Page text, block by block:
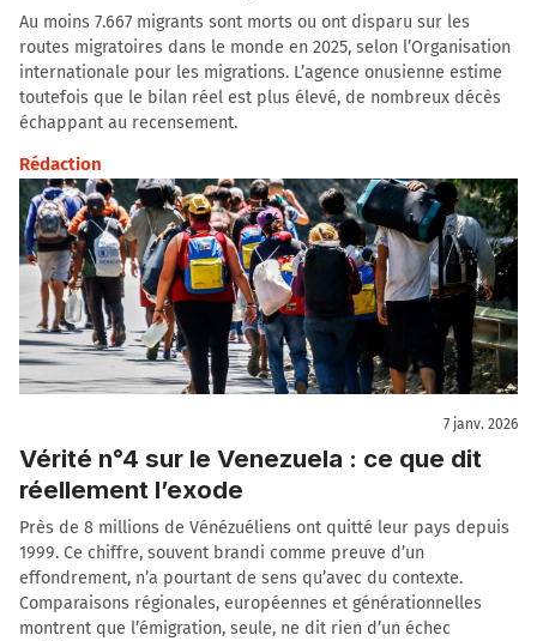
Au moins 7.667 migrants sont morts ou ont disparu sur les
routes migratoires dans le monde en 2025, selon l’Organisation
internationale pour les migrations. L’agence onusienne estime
toutefois que le bilan réel est plus élevé, de nombreux décès
échappant au recensement.
Rédaction
7 janv. 2026
Vérité n°4 sur le Venezuela : ce que dit
réellement l’exode
Près de 8 millions de Vénézuéliens ont quitté leur pays depuis
1999. Ce chiffre, souvent brandi comme preuve d’un
effondrement, n’a pourtant de sens qu’avec du contexte.
Comparaisons régionales, européennes et générationnelles
montrent que l’émigration, seule, ne dit rien d’un échec